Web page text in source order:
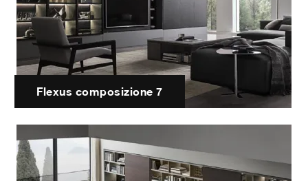
Flexus composizione 7